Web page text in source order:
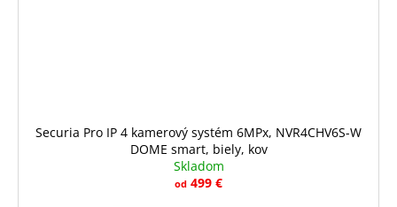
Securia Pro IP 4 kamerový systém 6MPx, NVR4CHV6S-W
DOME smart, biely, kov
Skladom
od 499 €